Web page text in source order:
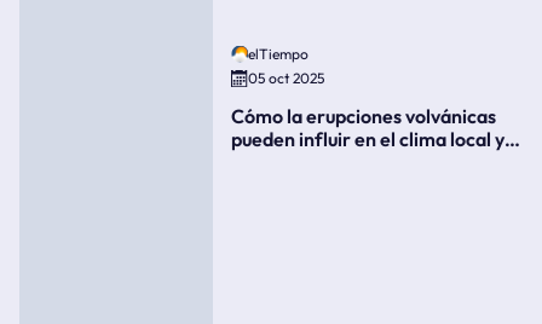
elTiempo
05 oct 2025
Cómo la erupciones volvánicas
pueden influir en el clima local y